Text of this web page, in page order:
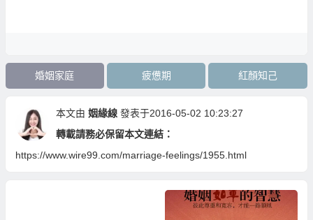
婚姻家庭 疲憊期 紅顏知己
本文由 姻緣線 發表于2016-05-02 10:23:27
轉載請務必保留本文連結：
https://www.wire99.com/marriage-feelings/1955.html